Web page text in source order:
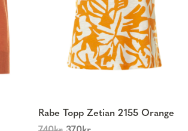
Rabe Topp Zetian 2155 Orange